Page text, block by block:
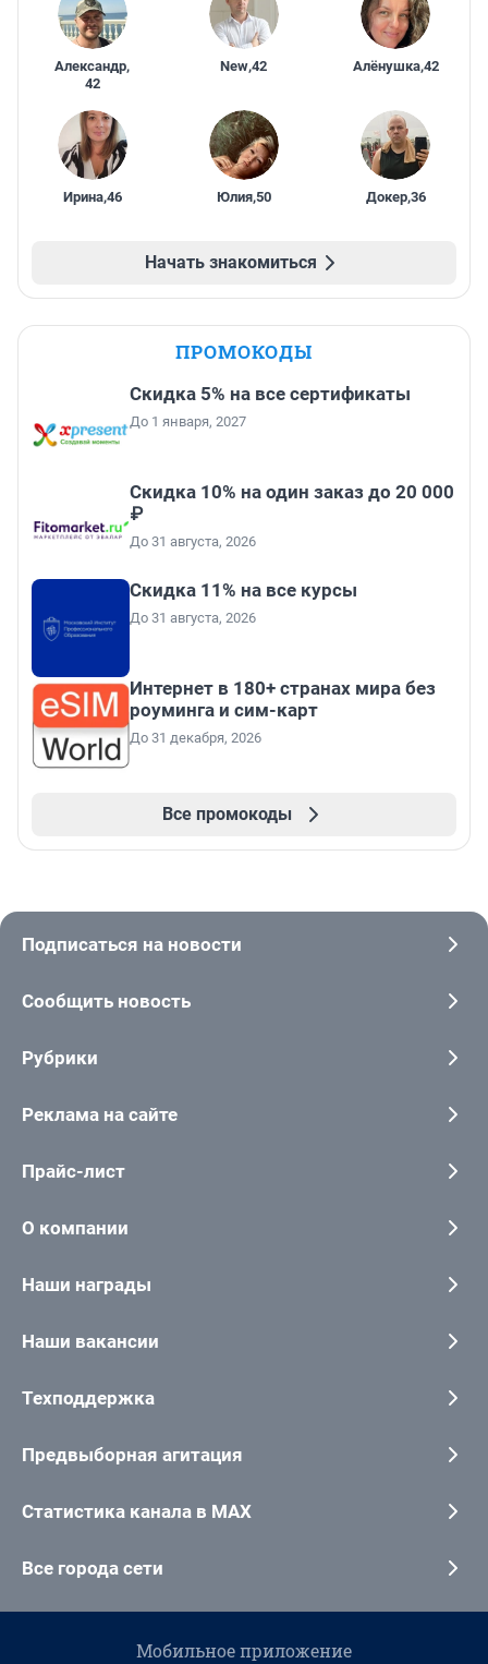
Александр,
42
New,42 Алёнушка,42
Ирина,46 Юлия,50 Докер,36
Начать знакомиться
ПРОМОКОДЫ
Скидка 5% на все сертификаты
До 1 января, 2027
Скидка 10% на один заказ до 20 000
₽
До 31 августа, 2026
Скидка 11% на все курсы
До 31 августа, 2026
Интернет в 180+ странах мира без
роуминга и сим-карт
До 31 декабря, 2026
Все промокоды
Подписаться на новости
Сообщить новость
Рубрики
Реклама на сайте
Прайс-лист
О компании
Наши награды
Наши вакансии
Техподдержка
Предвыборная агитация
Статистика канала в MAX
Все города сети
Мобильное приложение